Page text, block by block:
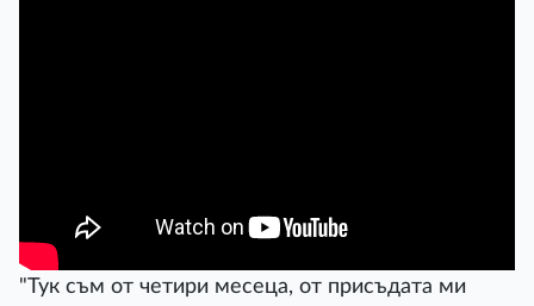
"Тук съм от четири месеца, от присъдата ми